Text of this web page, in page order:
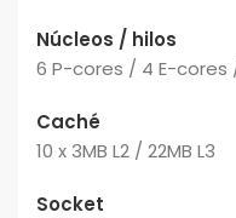
Núcleos / hilos
6 P-cores / 4 E-cores
Caché
10 x 3MB L2 / 22MB L3
Socket